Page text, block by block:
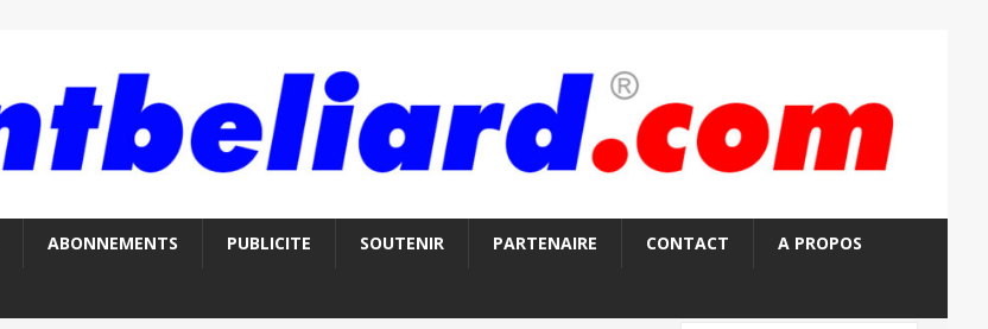
ABONNEMENTS PUBLICITE SOUTENIR PARTENAIRE CONTACT A PROPOS